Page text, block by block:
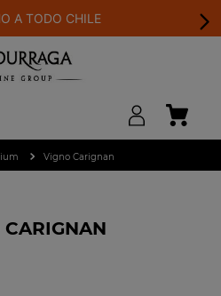
A TODO CHILE
Vigno Carignan